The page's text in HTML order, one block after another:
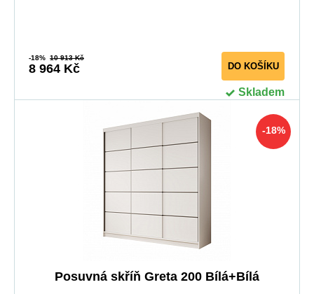
-18% 10 913 Kč
8 964 Kč DO KOŠÍKU
Skladem
-18%
Posuvná skříň Greta 200 Bílá+Bílá